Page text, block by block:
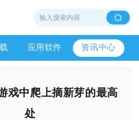
应用软件 资讯中心
戏中爬上摘新芽的最高
处